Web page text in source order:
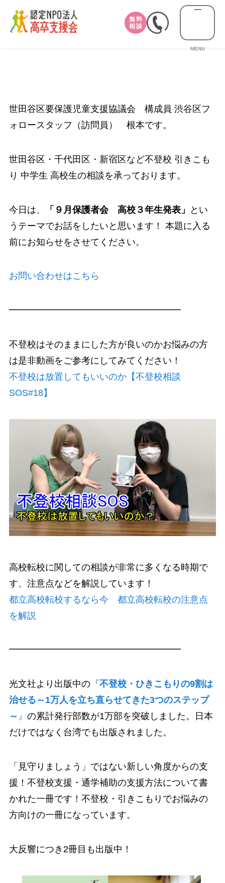
無料
相談
MENU
世田谷区要保護児童支援協議会 構成員 渋谷区フ
ォロースタッフ（訪問員） 根本です。
世田谷区・千代田区・新宿区など不登校 引きこも
り 中学生 高校生の相談を承っております。
今日は、 「９月保護者会 高校３年生発表」
とい
うテーマでお話をしたいと思います！ 本題に入る
前にお知らせをさせてください。
お問い合わせはこちら
━━━━━━━━━━━━━━━━━━━
不登校はそのままにした方が良いのかお悩みの方
は是非動画をご参考にしてみてください！
不登校は放置してもいいのか【不登校相談
SOS#18】
高校転校に関しての相談が非常に多くなる時期で
す、注意点などを解説しています！
都立高校転校するなら今 都立高校転校の注意点
を解説
━━━━━━━━━━━━━━━━━━━
光文社より出版中の『不登校・ひきこもりの9割は
治せる～1万人を立ち直らせてきた3つのステップ
～ 』 の累計発行部数が1万部を突破しました。日本
だけではなく台湾でも出版されました。
「見守りましょう」ではない新しい角度からの支
援！不登校支援・通学補助の支援方法について書
かれた一冊です！不登校・引きこもりでお悩みの
方向けの一冊になっています。
大反響につき2冊目も出版中！